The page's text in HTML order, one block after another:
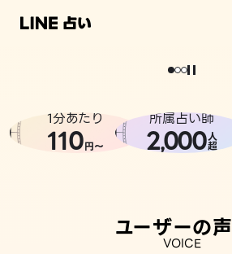
相談事例
どうせなら
。
1分あたり
110円〜
所属占い師
2,000人
超
ユーザーの声
VOICE